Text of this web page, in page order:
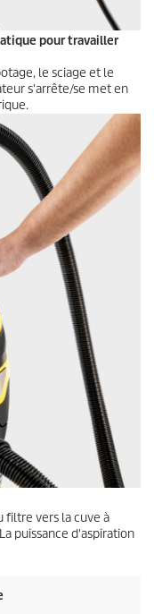
pour travailler
le sciage et le
s'arrête/se met en
filtre vers la cuve à
puissance d'aspiration